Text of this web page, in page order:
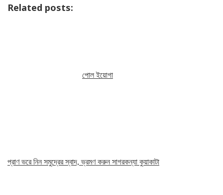
Related posts:
পোল ইয়োগা
প্রাণ ভরে নিন সমুদ্রের স্বাদ, ভ্রমণ করুন সাগরকন্যা কুয়াকাটা